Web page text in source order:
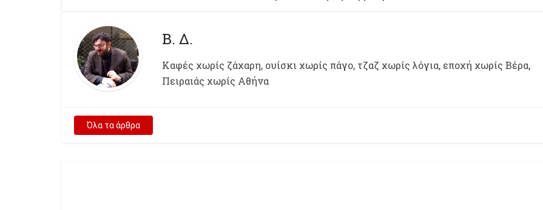
Β. Δ.
Kαφές χωρίς ζάχαρη, ουίσκι χωρίς πάγο, τζαζ χωρίς λόγια, εποχή χωρίς Βέρα,
Πειραιάς χωρίς Αθήνα
Όλα τα άρθρα